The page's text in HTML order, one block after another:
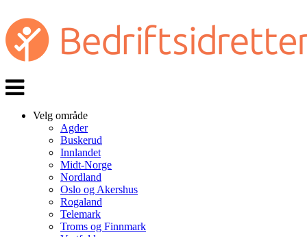
Veksle
navigasjon
Velg område
Agder
Buskerud
Innlandet
Midt-Norge
Nordland
Oslo og Akershus
Rogaland
Telemark
Troms og Finnmark